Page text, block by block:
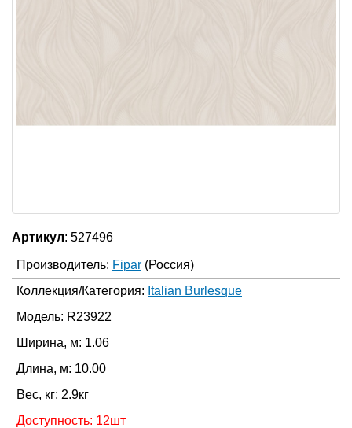
Артикул: 527496
Производитель: Fipar (Россия)
Коллекция/Категория: Italian Burlesque
Модель: R23922
Ширина, м: 1.06
Длина, м: 10.00
Вес, кг: 2.9кг
Доступность: 12шт